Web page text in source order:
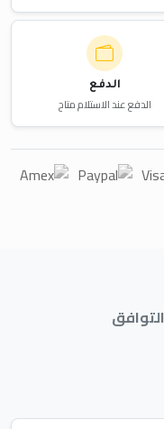
الدفع
الدفع عند الاستلام متاح
التوافق